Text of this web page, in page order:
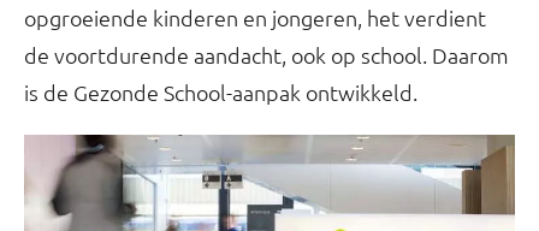
opgroeiende kinderen en jongeren, het verdient
de voortdurende aandacht, ook op school. Daarom
is de Gezonde School-aanpak ontwikkeld.